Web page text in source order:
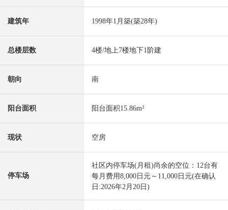
建筑年 1998年1月築(築28年)
总楼层数 4楼/地上7楼地下1阶建
朝向 南
阳台面积 阳台面积15.86m²
现状 空房
停车场
社区内停车场(月租)尚余的空位：12台有
每月费用8,000日元～11,000日元(在确认
日:2026年2月20日)